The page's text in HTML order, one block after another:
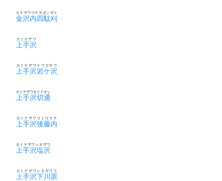
金沢内四駄刈
カナザワウチヨダンガリ
上手沢
カミテザワ
上手沢岩ケ沢
カミテザワイワガサワ
上手沢切通
カミテザワキリドオシ
上手沢後藤内
カミテザワゴトウウチ
上手沢塩沢
カミテザワシオザワ
上手沢下川原
カミテザワシモガワラ